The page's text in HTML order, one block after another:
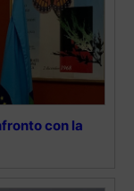
con la